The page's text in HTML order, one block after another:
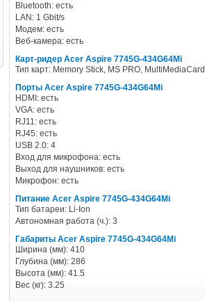
Bluetooth: есть
LAN: 1 Gbit/s
Модем: есть
Веб-камера: есть
Карт-ридер Acer Aspire 7745G-434G64Mi
Тип карт: Memory Stick, MS PRO,
Порты Acer Aspire 7745G-434G64Mi
HDMI: есть
VGA: есть
RJ11: есть
RJ45: есть
USB 2.0: 4
Вход для микрофона: есть
Выход для наушников: есть
Микрофон: есть
Питание Acer Aspire 7745G-434G64Mi
Тип батареи: Li-Ion
Автономная работа (ч.): 3
Габариты Acer Aspire 7745G-434G64Mi
Ширина (мм): 410
Глубина (мм): 286
Высота (мм): 41.5
Вес (кг): 3.25